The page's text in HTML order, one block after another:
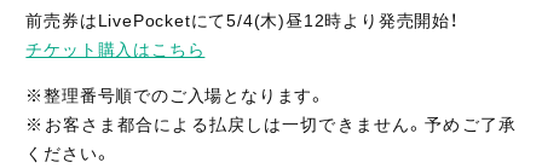
前売券はLivePocketにて5/4(木)昼12時より発売開始！
チケット購入はこちら
※整理番号順でのご入場となります。
※お客さま都合による払戻しは一切できません。予めご了承
ください。